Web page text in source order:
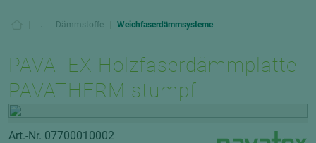
... Dämmstoffe Weichfaserdämmsysteme
PAVATEX Holzfaserdämmplatte
PAVATHERM stumpf
Art.-Nr. 07700010002